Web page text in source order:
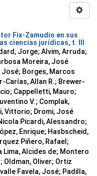
Fix-Zamudio en sus
ciencias jurídicas, t. III
Jorge; Alvim, Arruda;
Moreira, José
Borges, Marcos
Carías, Allan R.; Brewer-
Cappelletti, Mauro;
V.; Complak,
Vittorio; Dromi, José
Picardi, Alessandro;
Enrique; Hasbscheid,
Piñero, Rafael;
Lima, Alcides de; Montero
Oliver; Ortiz
Favela, José; Padilla,